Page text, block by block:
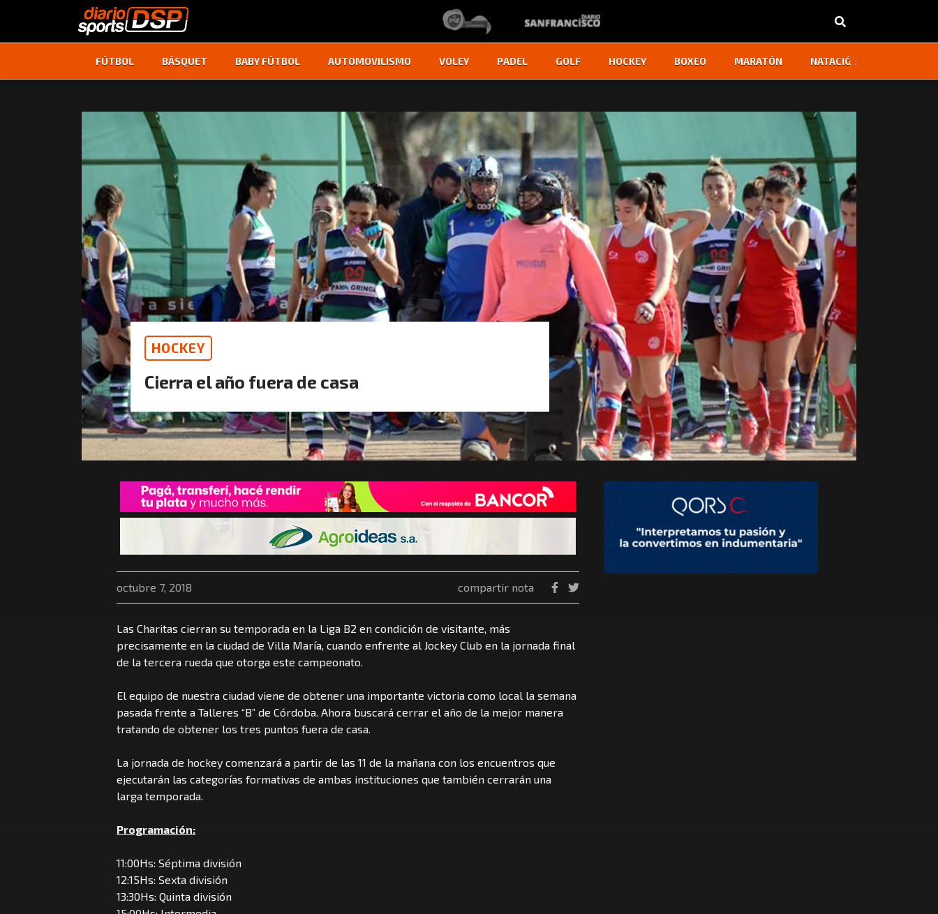
FÚTBOL BÁSQUET BABY FÚTBOL AUTOMOVILISMO VOLEY PADEL GOLF HOCKEY BOXEO MARATÓN NATACIÓN
‹ ›
HOCKEY
Cierra el año fuera de casa
octubre 7, 2018 compartir nota
Las Charitas cierran su temporada en la Liga B2 en condición de visitante, más
precisamente en la ciudad de Villa María, cuando enfrente al Jockey Club en la jornada final
de la tercera rueda que otorga este campeonato.
El equipo de nuestra ciudad viene de obtener una importante victoria como local la semana
pasada frente a Talleres “B” de Córdoba. Ahora buscará cerrar el año de la mejor manera
tratando de obtener los tres puntos fuera de casa.
La jornada de hockey comenzará a partir de las 11 de la mañana con los encuentros que
ejecutarán las categorías formativas de ambas instituciones que también cerrarán una
larga temporada.
Programación:
11:00Hs: Séptima división
12:15Hs: Sexta división
13:30Hs: Quinta división